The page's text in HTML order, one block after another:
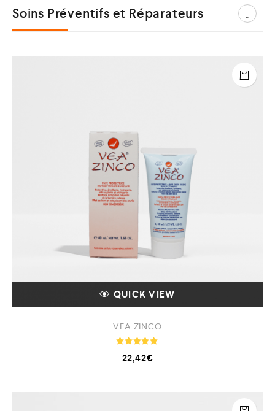
Soins Préventifs et Réparateurs
QUICK VIEW
VEA ZINCO
4.93
22,42€